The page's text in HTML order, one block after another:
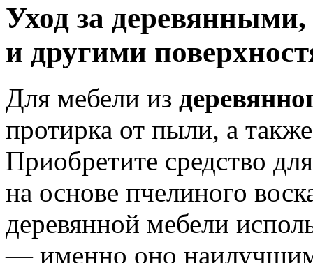
Уход за
и другими
Для мебели из
протирка от пыли, а
Приобретите средство
на основе пчелиного
деревянной мебели
— именно оно